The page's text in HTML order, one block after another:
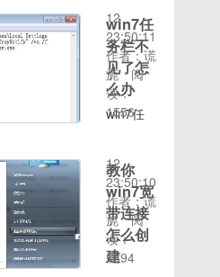
win7忘
记开机密
码示例
34.再在
命令提示
符窗口中
localgroup
administrators
完资料，
填写验证
码，之后
提交即
可，可能
会有些
到跳转页
面的时候
说明已经
注册成功
了，如果
有如图提
统能识别
的内存空
间不一样
大，那么
就会导致
它们的寻
址空间大
32位的
操作系统
只能识别
最大
3.5G的
内存，但
加打印机
示例
45，点
击找到的
打印机，
点击下一
win7示
例5以上
就是
win7添
加打印机
的操作流
首先在桌
面的计算
机图标上
面，或者
是我的电
脑图标上
选择管
理。在打
开的管理
窗口上我
们点击设
备管理
驱动程
序”的解
决方法如
今，我们
主流采用
的系统均
使用
win10的
时候如果
出现系统
故障，可
能会需要
5.0.x作
者：
ycjesonUI
类型：
MIUI7ROM
大小：
发布时
间：
2016-
05-20适
用机型：
小米红米
win7任
务栏不
见了怎
么办
win7任
办 1.
首先进入
win7系
统桌面，
鼠标右键
桌面空白
12
23:50:11
作者：谎
旎
阅
读：
1556
教你
win7宽
带连接
怎么创
建
时间：
12
23:50:10
作者：谎
旎
阅
读：
1394